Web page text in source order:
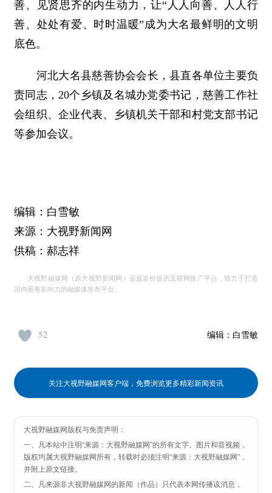
善、见贤思齐的内生动力，让“人人向善、人人行
善、处处有爱、时时温暖”成为大名最鲜明的文明
底色。
河北大名县慈善协会会长，县直各单位主要负
责同志，20个乡镇及名城办党委书记，慈善工作社
会组织、企业代表、乡镇机关干部和村党支部书记
等参加会议。
编辑：白雪敏
来源：大视野新闻网
供稿：郝志祥
大视野融媒网（原大视野新闻网）是最富价值的互联网推广平台，致力于打造
国内最有影响力的融媒体发布平台。
编辑： 白雪敏
52
关注大视野融媒网客户端，免费浏览更多精彩新闻资讯
大视野融媒网版权与免责声明：
一、凡本站中注明“来源：大视野融媒网”的所有文字、图片和音视频，
版权均属大视野融媒网所有，转载时必须注明“来源：大视野融媒网”，
并附上原文链接。
二、凡来源非大视野融媒网的新闻（作品）只代表本网传播该消息，